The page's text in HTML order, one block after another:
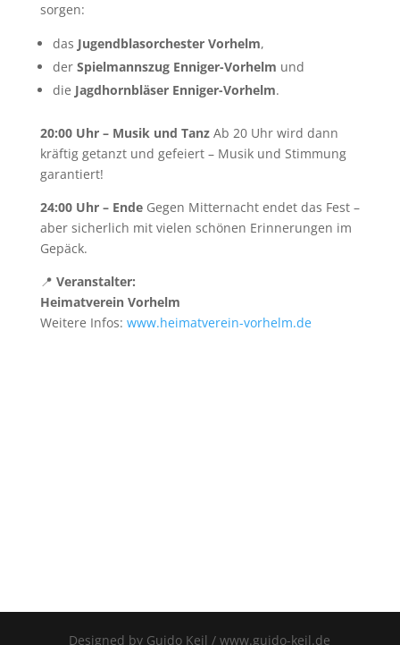
sorgen:
das Jugendblasorchester Vorhelm,
der Spielmannszug Enniger-Vorhelm und
die Jagdhornbläser Enniger-Vorhelm.
20:00 Uhr – Musik und TanzAb 20 Uhr wird dann
kräftig getanzt und gefeiert – Musik und Stimmung
garantiert!
24:00 Uhr – EndeGegen Mitternacht endet das Fest –
aber sicherlich mit vielen schönen Erinnerungen im
Gepäck.
📍 Veranstalter:
Heimatverein Vorhelm
Weitere Infos: www.heimatverein-vorhelm.de
Designed by Guido Keil / www.guido-keil.de